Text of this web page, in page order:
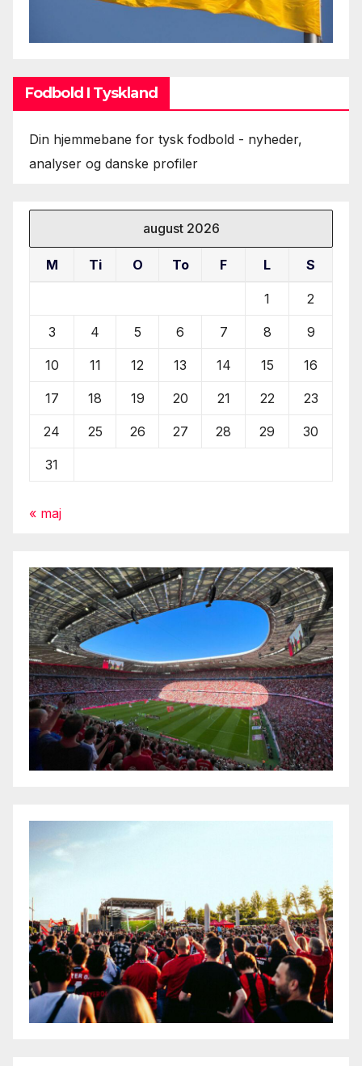
Fodbold I Tyskland
Din hjemmebane for tysk fodbold - nyheder,
analyser og danske profiler
august 2026
M Ti O To F L S
1 2
3 4 5 6 7 8 9
10 11 12 13 14 15 16
17 18 19 20 21 22 23
24 25 26 27 28 29 30
31
« maj